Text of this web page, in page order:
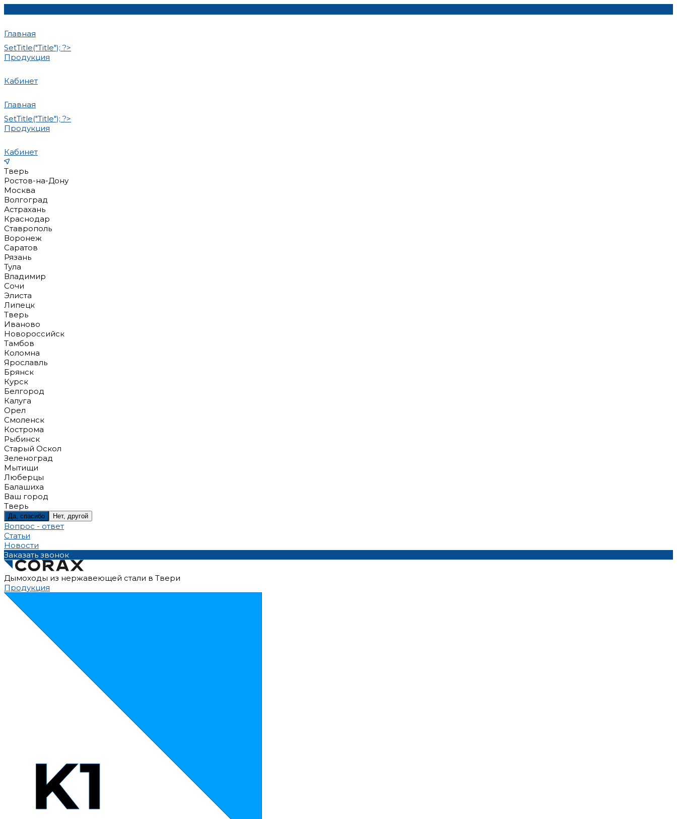
Главная
SetTitle("Title"); ?>
Продукция
Кабинет
Главная
SetTitle("Title"); ?>
Продукция
Кабинет
Тверь
Ростов-на-Дону
Москва
Волгоград
Астрахань
Краснодар
Ставрополь
Воронеж
Саратов
Рязань
Тула
Владимир
Сочи
Элиста
Липецк
Тверь
Иваново
Новороссийск
Тамбов
Коломна
Ярославль
Брянск
Курск
Белгород
Калуга
Орел
Смоленск
Кострома
Рыбинск
Старый Оскол
Зеленоград
Мытищи
Люберцы
Балашиха
Ваш город
Тверь
Да, спасибо Нет, другой
Вопрос - ответ
Статьи
Новости
Заказать звонок
Дымоходы из нержавеющей стали в Твери
Продукция